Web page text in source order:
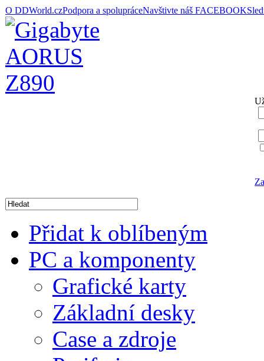
O DDWorld.czPodpora a spolupráceNavštivte náš FACEBOOK
Přidat k oblíbeným
PC a komponenty
Grafické karty
Základní desky
Case a zdroje